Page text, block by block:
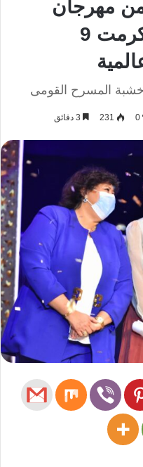
الدورة 27 من مهرجان
المسرح التجريبى وكرمت 9
خشبة المسرح القومى
0
231